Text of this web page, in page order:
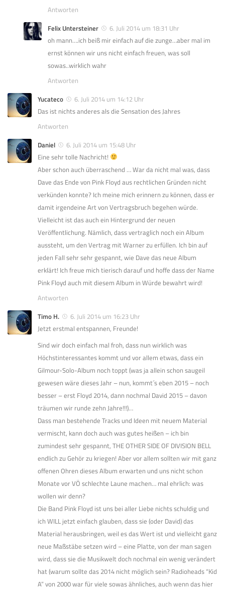
Antworten
Felix Untersteiner
6. Juli 2014 um 18:31 Uhr
oh mann….ich beiß mir einfach auf die zunge…aber mal im
ernst können wir uns nicht einfach freuen, was soll
sowas..wirklich wahr
Antworten
Yucateco
6. Juli 2014 um 14:12 Uhr
Das ist nichts anderes als die Sensation des Jahres
Antworten
Daniel
6. Juli 2014 um 15:48 Uhr
Eine sehr tolle Nachricht!
Aber schon auch überraschend … War da nicht mal was, dass
Dave das Ende von Pink Floyd aus rechtlichen Gründen nicht
verkünden konnte? Ich meine mich erinnern zu können, dass er
damit irgendeine Art von Vertragsbruch begehen würde.
Vielleicht ist das auch ein Hintergrund der neuen
Veröffentlichung. Nämlich, dass vertraglich noch ein Album
aussteht, um den Vertrag mit Warner zu erfüllen. Ich bin auf
jeden Fall sehr sehr gespannt, wie Dave das neue Album
erklärt! Ich freue mich tierisch darauf und hoffe dass der Name
Pink Floyd auch mit diesem Album in Würde bewahrt wird!
Antworten
Timo H.
6. Juli 2014 um 16:23 Uhr
Jetzt erstmal entspannen, Freunde!
Sind wir doch einfach mal froh, dass nun wirklich was
Höchstinteressantes kommt und vor allem etwas, dass ein
Gilmour-Solo-Album noch toppt (was ja allein schon saugeil
gewesen wäre dieses Jahr – nun, kommt´s eben 2015 – noch
besser – erst Floyd 2014, dann nochmal David 2015 – davon
träumen wir runde zehn Jahre!!!)…
Dass man bestehende Tracks und Ideen mit neuem Material
vermischt, kann doch auch was gutes heißen – ich bin
zumindest sehr gespannt, THE OTHER SIDE OF DIVISION BELL
endlich zu Gehör zu kriegen! Aber vor allem sollten wir mit ganz
offenen Ohren dieses Album erwarten und uns nicht schon
Monate vor VÖ schlechte Laune machen… mal ehrlich: was
wollen wir denn?
Die Band Pink Floyd ist uns bei aller Liebe nichts schuldig und
ich WILL jetzt einfach glauben, dass sie (oder David) das
Material herausbringen, weil es das Wert ist und vielleicht ganz
neue Maßstäbe setzen wird – eine Platte, von der man sagen
wird, dass sie die Musikwelt doch nochmal ein wenig verändert
hat (warum sollte das 2014 nicht möglich sein? Radioheads “Kid
A” von 2000 war für viele sowas ähnliches, auch wenn das hier